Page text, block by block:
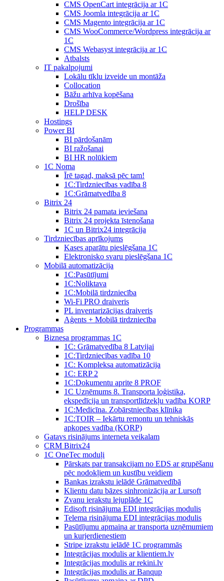
CMS OpenCart integrācija ar 1C
CMS Joomla integrācija ar 1C
CMS Magento integrācija ar 1C
CMS WooCommerce/Wordpress integrācija ar
1C
CMS Webasyst integrācija ar 1C
Atbalsts
IT pakalpojumi
Lokālu tīklu izveide un montāža
Collocation
Bāžu arhīva kopēšana
Drošība
HELP DESK
Hostings
Power BI
BI pārdošanām
BI ražošanai
BI HR nolūkiem
1C Noma
Īrē tagad, maksā pēc tam!
1С:Tirdzniecības vadība 8
1С:Grāmatvedība 8
Bitrix 24
Bitrix 24 pamata ieviešana
Bitrix 24 projekta īstenošana
1C un Bitrix24 integrācija
Tirdzniecības aprīkojums
Kases aparātu pieslēgšana 1C
Elektronisko svaru pieslēgšana 1C
Mobilā automatizācija
1С:Pasūtījumi
1С:Noliktava
1С:Mobilā tirdzniecība
Wi-Fi PRO draiveris
PL inventarizācijas draiveris
Aģents + Mobilā tirdzniecība
Programmas
Biznesa programmas 1C
1C: Grāmatvedība 8 Latvijai
1C:Tirdzniecības vadība 10
1С: Kompleksa automatizācija
1C: ERP 2
1С:Dokumentu aprite 8 PROF
1C Uzņēmums 8. Transporta loģistika,
ekspedīcija un transportlīdzekļu vadība KORP
1C:Medicīna. Zobārstniecības klīnika
1C:TOIR – Iekārtu remontu un tehniskās
apkopes vadība (KORP)
Gatavs risinājums interneta veikalam
CRM Bitrix24
1С OneTec moduļi
Pārskats par transakcijam no EDS ar grupēšanu
pēc nodokļiem un kustību veidiem
Bankas izrakstu ielādē Grāmatvedībā
Klientu datu bāzes sinhronizācija ar Lursoft
Zvanu ierakstu lejuplāde 1C
Edisoft risinājuma EDI integrācijas modulis
Telema risinājuma EDI integrācijas modulis
Pasūtījumu apmaiņa ar transporta uzņēmumiem
un kurjerdienestiem
Stripe izrakstu ielādē 1C programmās
Integrācijas modulis ar klientiem.lv
Integrācijas modulis ar rekini.lv
Integrācijas modulis ar Banqup